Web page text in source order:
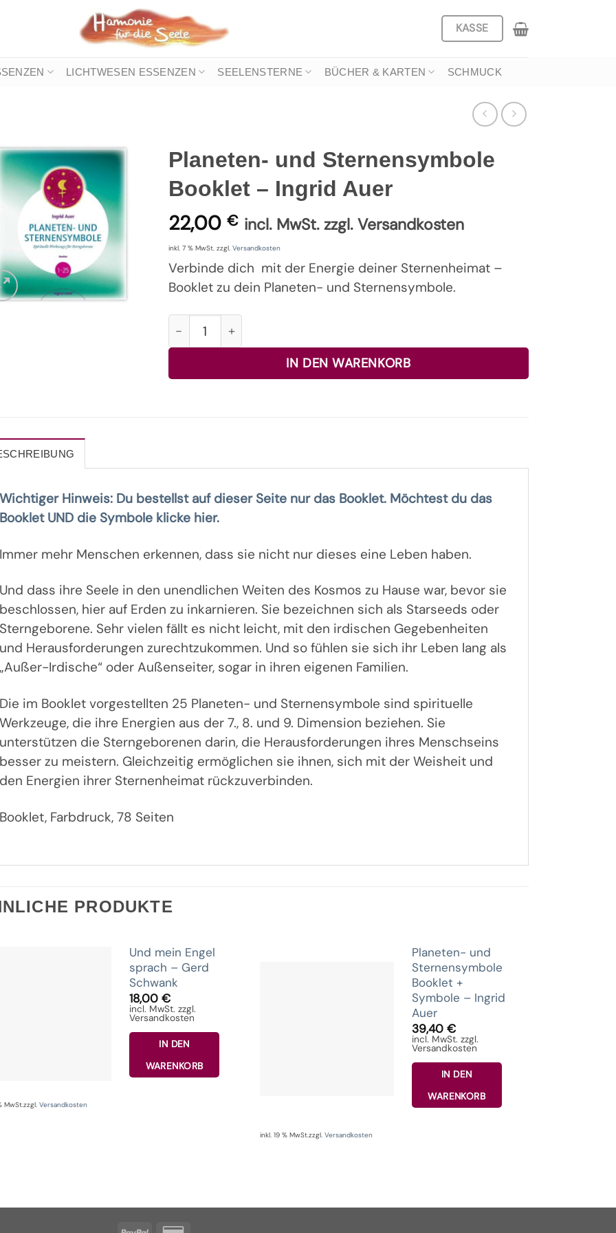
KASSE
LICHTWESEN ESSENZEN SEELENSTERNE BÜCHER & KARTEN SCHMUCK
Planeten- und Sternensymbole
Booklet – Ingrid Auer
22,00 € incl. MwSt. zzgl. Versandkosten
inkl. 7 % MwSt. zzgl. Versandkosten
Verbinde dich mit der Energie deiner Sternenheimat –
Booklet zu dein Planeten- und Sternensymbole.
IN DEN WARENKORB
Wichtiger Hinweis: Du bestellst auf dieser Seite nur das Booklet. Möchtest du das
Booklet UND die Symbole klicke hier.
Immer mehr Menschen erkennen, dass sie nicht nur dieses eine Leben haben.
Und dass ihre Seele in den unendlichen Weiten des Kosmos zu Hause war, bevor sie
beschlossen, hier auf Erden zu inkarnieren. Sie bezeichnen sich als Starseeds oder
Sterngeborene. Sehr vielen fällt es nicht leicht, mit den irdischen Gegebenheiten
und Herausforderungen zurechtzukommen. Und so fühlen sie sich ihr Leben lang als
„Außer-Irdische“ oder Außenseiter, sogar in ihren eigenen Familien.
Die im Booklet vorgestellten 25 Planeten- und Sternensymbole sind spirituelle
Werkzeuge, die ihre Energien aus der 7., 8. und 9. Dimension beziehen. Sie
unterstützen die Sterngeborenen darin, die Herausforderungen ihres Menschseins
besser zu meistern. Gleichzeitig ermöglichen sie ihnen, sich mit der Weisheit und
den Energien ihrer Sternenheimat rückzuverbinden.
Booklet, Farbdruck, 78 Seiten
PRODUKTE
Und mein Engel
sprach – Gerd
Schwank
18,00€
incl. MwSt. zzgl.
Versandkosten
IN DEN
WARENKORB
MwSt.zzgl.Versandkosten
Planeten- und
Sternensymbole
Booklet +
Symbole – Ingrid
Auer
39,40 €
incl. MwSt. zzgl.
Versandkosten
IN DEN
WARENKORB
inkl. 19 % MwSt.zzgl.Versandkosten